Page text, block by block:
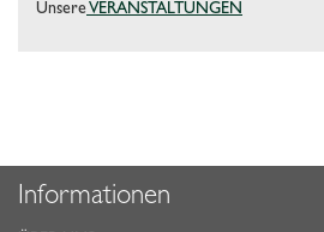
Unsere VERANSTALTUNGEN
Informationen